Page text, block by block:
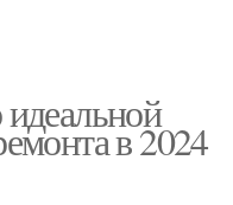
в 2024